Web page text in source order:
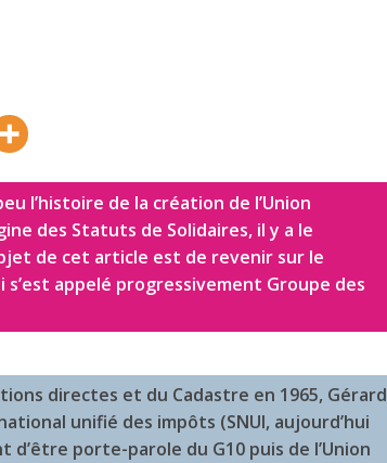
l’histoire de la création de l’Union
des Statuts de Solidaires, il y a le
de cet article est de revenir sur le
appelé progressivement Groupe des
directes et du Cadastre en 1965, Gérard
unifié des impôts (SNUI, aujourd’hui
d’être porte-parole du G10 puis de l’Union